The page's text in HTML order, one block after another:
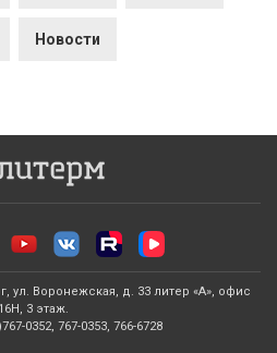
Новости
ул. Воронежская, д. 33 литер «А», офис
16Н, 3 этаж.
0352, 767-0353, 766-6728